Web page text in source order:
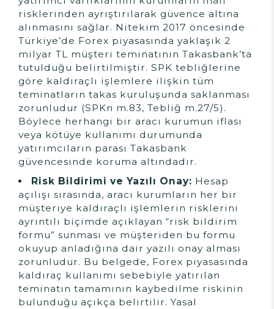
risklerinden ayrıştırılarak güvence altına
alınmasını sağlar. Nitekim 2017 öncesinde
Türkiye’de Forex piyasasında yaklaşık 2
milyar TL müşteri teminatının Takasbank’ta
tutulduğu belirtilmiştir. SPK tebliğlerine
göre kaldıraçlı işlemlere ilişkin tüm
teminatların takas kuruluşunda saklanması
zorunludur (SPKn m.83, Tebliğ m.27/5).
Böylece herhangi bir aracı kurumun iflası
veya kötüye kullanımı durumunda
yatırımcıların parası Takasbank
güvencesinde koruma altındadır.
Risk Bildirimi ve Yazılı Onay: Hesap
açılışı sırasında, aracı kurumların her bir
müşteriye kaldıraçlı işlemlerin risklerini
ayrıntılı biçimde açıklayan “risk bildirim
formu” sunması ve müşteriden bu formu
okuyup anladığına dair yazılı onay alması
zorunludur. Bu belgede, Forex piyasasında
kaldıraç kullanımı sebebiyle yatırılan
teminatın tamamının kaybedilme riskinin
bulunduğu açıkça belirtilir. Yasal